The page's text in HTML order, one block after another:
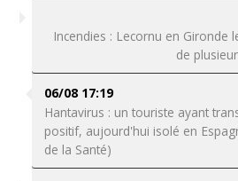
Incendies : Lecornu en Gironde
de
06/08 17:19
Hantavirus : un touriste ayant
positif, aujourd'hui isolé en
de la Santé)